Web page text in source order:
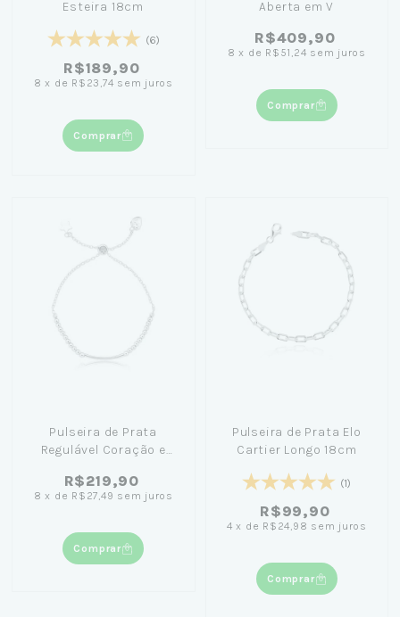
Esteira 18cm
(6)
R$189,90
8 x de R$23,74 sem juros
Comprar
Aberta em V
R$409,90
8 x de R$51,24 sem juros
Comprar
Pulseira de Prata
Regulável Coração e
R$219,90
8 x de R$27,49 sem juros
Comprar
Pulseira de Prata Elo
Cartier Longo 18cm
(1)
R$99,90
4 x de R$24,98 sem juros
Comprar